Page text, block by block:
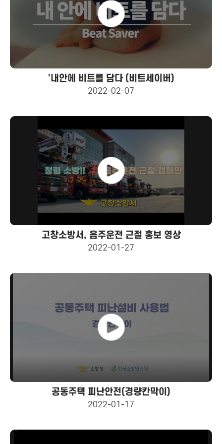
'내안에 비트를 담다 (비트세이버)
2022-02-07
고창소방서, 음주운전 근절 홍보 영상
2022-01-27
공동주택 피난안전(경량칸막이)
2022-01-17